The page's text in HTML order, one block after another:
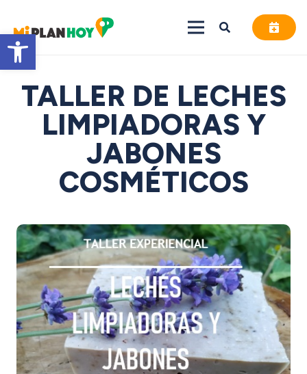
Abrir barra de herramientas
TALLER DE LECHES
LIMPIADORAS Y
JABONES
COSMÉTICOS